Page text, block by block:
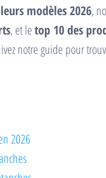
modèles 2026,
, et letop 10 des
notre guide pour
2026